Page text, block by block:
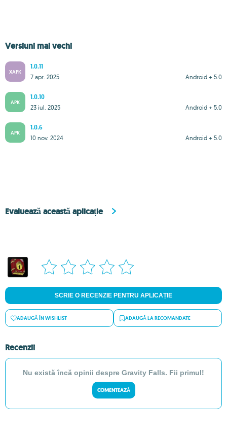
Versiuni mai vechi
XAPK
1.0.11
Android + 5.0
7 apr. 2025
APK
1.0.10
Android + 5.0
23 iul. 2025
APK
1.0.6
Android + 5.0
10 nov. 2024
Evaluează această aplicație
SCRIE O RECENZIE PENTRU APLICAȚIE
ADAUGĂ ÎN WISHLIST ADAUGĂ LA RECOMANDATE
Recenzii
Nu există încă opinii despre Gravity Falls. Fii primul!
COMENTEAZĂ